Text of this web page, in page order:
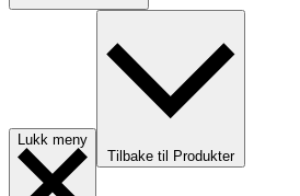
Lukk meny
Tilbake til Produkter